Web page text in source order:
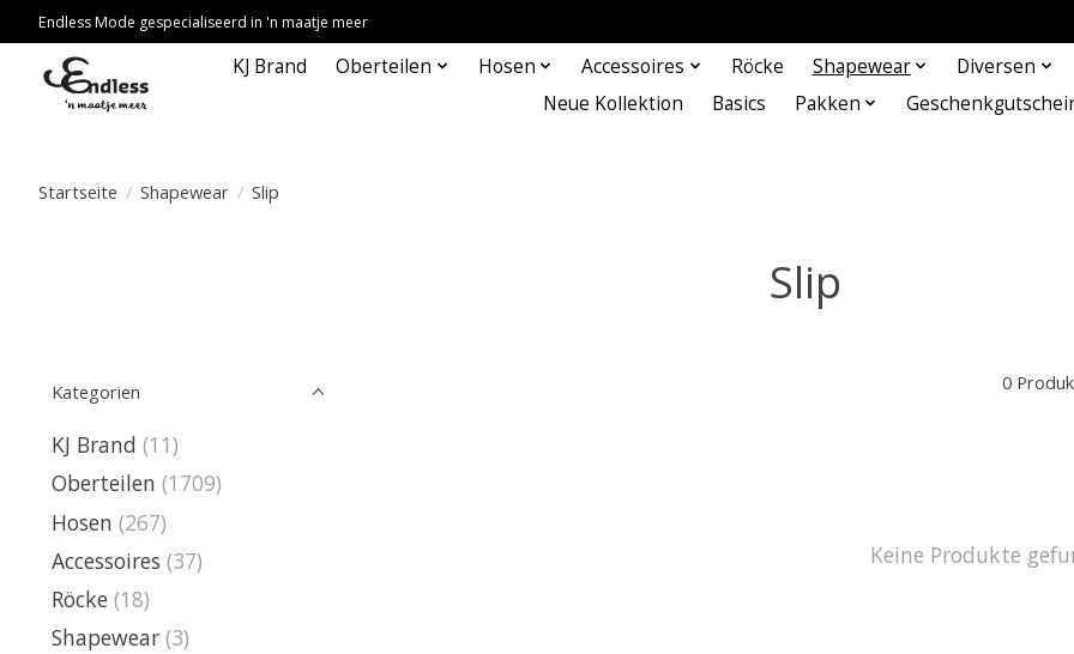
Endless Mode gespecialiseerd in 'n maatje meer
KJ Brand Oberteilen Hosen Accessoires Röcke Shapewear Diversen
Neue Kollektion
Basics Pakken
Startseite / Shapewear / Slip
Slip
Kategorien
KJ Brand (11)
Oberteilen (1709)
Hosen (267)
Accessoires (37)
Röcke (18)
Shapewear (3)
0
Keine Produkte